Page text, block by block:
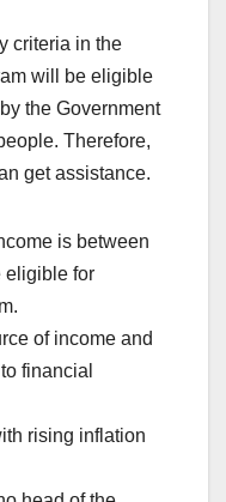
criteria in the
will be eligible
the Government
Therefore,
get assistance.
is between
eligible for
of income and
financial
rising inflation